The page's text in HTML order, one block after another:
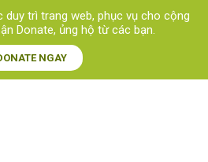
trì trang web, phục vụ cho cộng
Donate, ủng hộ từ các bạn.​
NGAY